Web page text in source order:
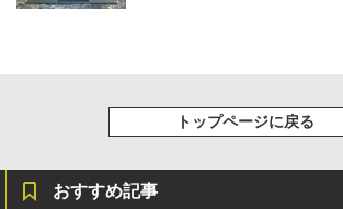
トップページに戻る
おすすめ記事